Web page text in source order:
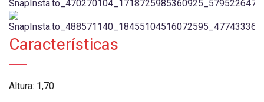
Características
Altura: 1,70